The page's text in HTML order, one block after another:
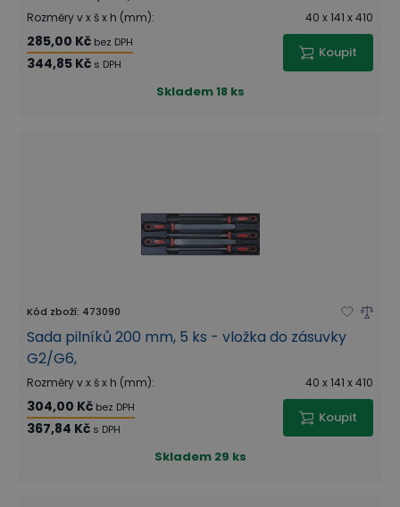
Rozměry v x š x h (mm): 40 x 141 x 410
285,00 Kč bez DPH
344,85 Kč s DPH
Koupit
Skladem18 ks
Kód zboží: 473090
Sada pilníků 200 mm, 5 ks - vložka do zásuvky
G2/G6,
Rozměry v x š x h (mm): 40 x 141 x 410
304,00 Kč bez DPH
367,84 Kč s DPH
Koupit
Skladem 29 ks